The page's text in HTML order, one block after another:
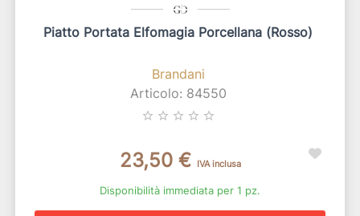
Piatto Portata Elfomagia Porcellana (rosso)
Brandani
Articolo: 84550
star_border star_border star_border star_border star_border
23,50 € IVA inclusa
Disponibilità immediata per 1 pz.